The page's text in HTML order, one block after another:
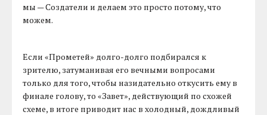
мы — Создатели и делаем это просто потому, что
можем.
Если «Прометей» долго-долго подбирался к
зрителю, затуманивая его вечными вопросами
только для того, чтобы назидательно откусить ему в
финале голову, то «Завет», действующий по схожей
схеме, в итоге приводит нас в холодный, дождливый